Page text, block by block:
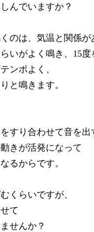
んでいますか？
のは、気温と関係が
いがよく鳴き、15
ンポよく、
と鳴きます。
すり合わせて音を出
きが活発になって
るからです。
くらいですが、
て
せんか？